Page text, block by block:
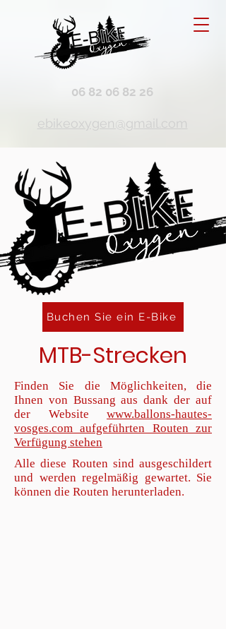
06 82 06 82 26
ebikeoxygen@gmail.com
Buchen Sie ein E-Bike
MTB-Strecken
Finden Sie die Möglichkeiten, die
Ihnen von Bussang aus dank der auf
der Website www.ballons-hautes-
vosges.com aufgeführten Routen zur
Verfügung stehen
Alle diese Routen sind ausgeschildert
und werden regelmäßig gewartet. Sie
können die Routen herunterladen.